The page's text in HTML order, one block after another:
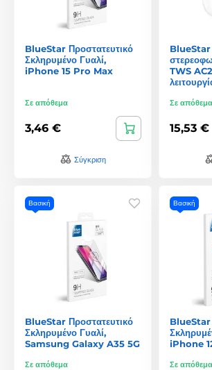
BlueStar Προστατευτικό
Σκληρυμένο Γυαλί,
iPhone 15 Pro Max
Σε απόθεμα
3,46 €
Σύγκριση
TWS
Σε απόθεμα
15,53 €
Βασική
BlueStar Προστατευτικό
Σκληρυμένο Γυαλί,
Samsung Galaxy A35 5G
Σε απόθεμα
Βασική
BlueStar
iPhone
Σε απόθεμα